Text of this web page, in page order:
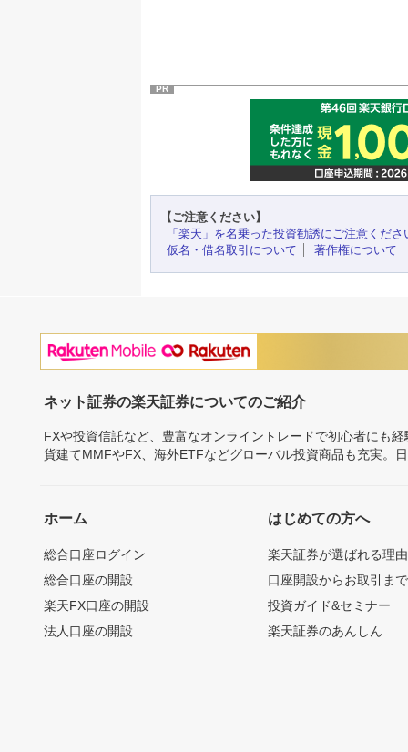
PR
【ご注意ください】
「楽天」を名乗った投資勧誘にご注意くださ
仮名・借名取引について
著作権について
ネット証券の楽天証券についてのご紹介
FXや投資信託など、豊富なオンライントレードで初心者にも
貨建てMMFやFX、海外ETFなどグローバル投資商品も充実。
ホーム
総合口座ログイン
総合口座の開設
楽天FX口座の開設
法人口座の開設
はじめての方へ
楽天証券が選ばれる理由
口座開設からお取引ま
投資ガイド&セミナー
楽天証券のあんしん